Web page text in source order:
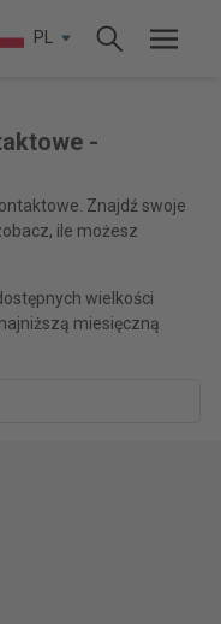
PL
-
Znajdź swoje
ile możesz
wielkości
miesięczną